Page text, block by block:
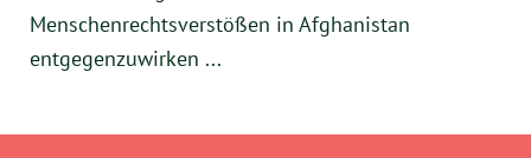
Menschenrechtsverstößen in Afghanistan
entgegenzuwirken ...